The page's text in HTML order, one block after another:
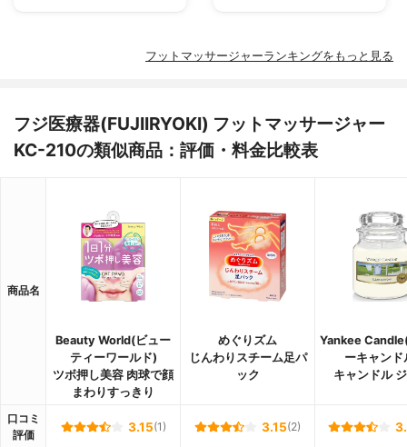
フットマッサージャーランキングをもっと見る
フジ医療器(FUJIIRYOKI) フットマッサージャー
KC-210の類似商品：評価・料金比較表
商品名
Beauty World(ビュー
ティーワールド)
ツボ押し美容 肉球で顔
まわりすっきり
めぐりズム
じんわりスチーム足パ
ック
Yankee
ーキャンド
キャンドル
口コミ
評価
3.15(1) 3.15(2)